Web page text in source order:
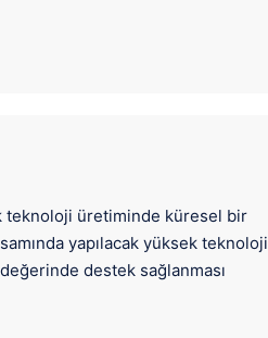
teknoloji üretiminde küresel bir
yapılacak yüksek teknoloji
destek sağlanması